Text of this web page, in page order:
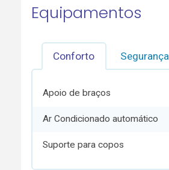
Equipamentos
Conforto Segurança
Apoio de braços
Ar Condicionado automático
Suporte para copos